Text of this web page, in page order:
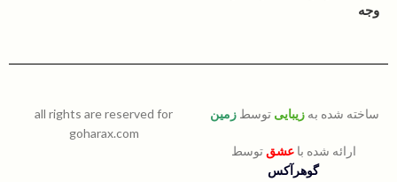
وجه
ساخته شده به زیبایی توسط زمین
ارائه شده باعشق توسط
گوهرآکس
all rights are reserved for
goharax.com